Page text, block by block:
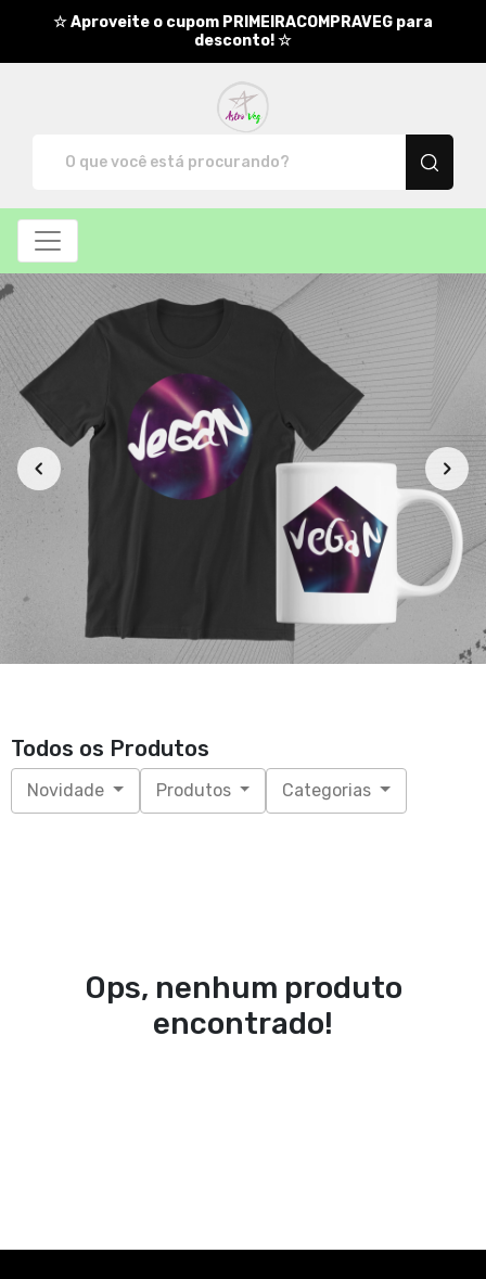
☆ Aproveite o cupom PRIMEIRACOMPRAVEG para
desconto! ☆
Todos os Produtos
Novidade Produtos Categorias
Ops, nenhum produto
encontrado!